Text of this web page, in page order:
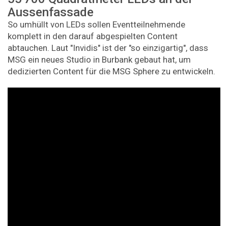
Aussenfassade
So umhüllt von LEDs sollen Eventteilnehmende
komplett in den darauf abgespielten Content
abtauchen. Laut "Invidis" ist der "so einzigartig", dass
MSG ein neues Studio in Burbank gebaut hat, um
dedizierten Content für die MSG Sphere zu entwickeln.